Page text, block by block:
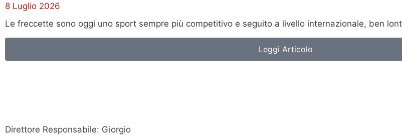
8 Luglio 2026
Le freccette sono oggi uno sport sempre più competitivo e seguito a livello internazionale, ben
Leggi Articolo
Direttore Responsabile: Giorgio